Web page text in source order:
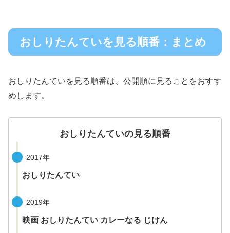
おしりたんていを見る順番：まとめ
おしりたんていを見る順番は、公開順に見ることをおすす
めします。
おしりたんていの見る順番
2017年
おしりたんてい
2019年
映画 おしりたんてい カレーなる じけん